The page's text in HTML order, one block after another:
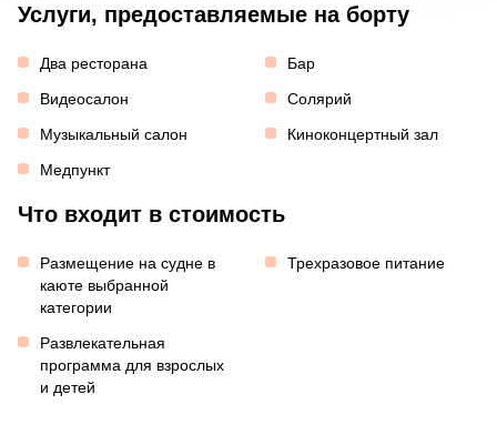
Услуги, предоставляемые на борту
Два ресторана
Бар
Видеосалон
Солярий
Музыкальный салон
Киноконцертный зал
Медпункт
Что входит в стоимость
Размещение на судне в
каюте выбранной
категории
Трехразовое питание
Развлекательная
программа для взрослых
и детей